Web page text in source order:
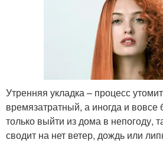
Утренняя укладка – процесс
времязатратный, а иногда и
только выйти из дома в непогоду,
сводит на нет ветер, дождь или